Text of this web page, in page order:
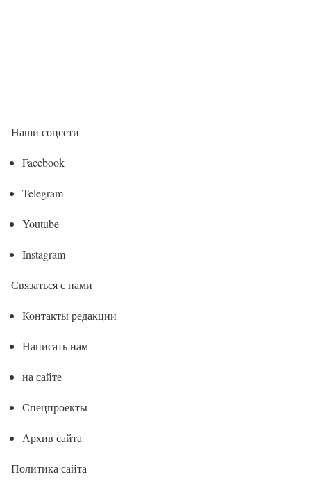
Наши соцсети
Facebook
Telegram
Youtube
Instagram
Связаться с нами
Контакты редакции
Написать нам
на сайте
Спецпроекты
Архив сайта
Политика сайта